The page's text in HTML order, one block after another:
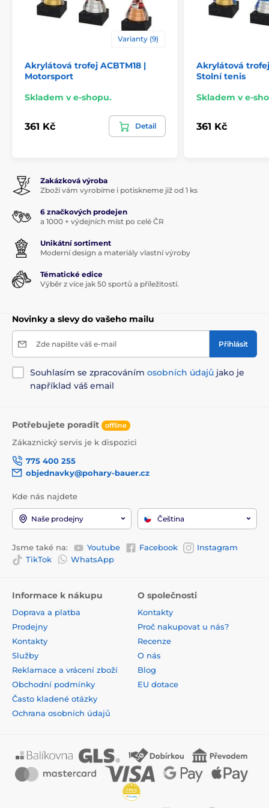
Varianty (9)
Akrylátová trofej ACBTM18 |
Motorsport
Skladem v e-shopu.
361 Kč Detail
Akrylátová
Stolní tenis
Skladem v e-
361 Kč
Zakázková výroba
Zboží vám vyrobíme i potiskneme již od 1 ks
6 značkových prodejen
a 1000 + výdejních míst po celé ČR
Unikátní sortiment
Moderní design a materiály vlastní výroby
Tématické edice
Výběr z více jak 50 sportů a příležitostí.
Novinky a slevy do vašeho mailu
Zde napište váš e-mail Přihlásit
Souhlasím se zpracováním osobních údajů jako je
například váš email
Potřebujete poradit offline
Zákaznický servis je k dispozici
775 400 255
objednavky@pohary-bauer.cz
Kde nás najdete
Naše prodejny Čeština
Jsme také na: Youtube Facebook
Instagram
TikTok
WhatsApp
Informace k nákupu
Doprava a platba
Prodejny
Kontakty
Služby
Reklamace a vrácení zboží
Obchodní podmínky
Často kladené otázky
Ochrana osobních údajů
O společnosti
Kontakty
Proč nakupovat u nás?
Recenze
O nás
Blog
EU dotace